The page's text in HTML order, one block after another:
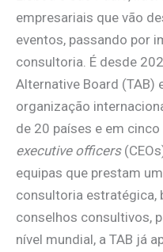
empresariais que vão
eventos, passando por
consultoria. É desde
Alternative Board (TAB)
organização
de 20 países e em
executive officers
equipas que prestam
consultoria estratégica,
conselhos consultivos,
nível mundial, a TAB já